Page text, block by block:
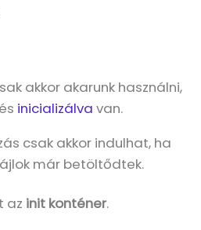
akkor akarunk használni,
inicializálva van.
csak akkor indulhat, ha
már betöltődtek.
az init konténer.